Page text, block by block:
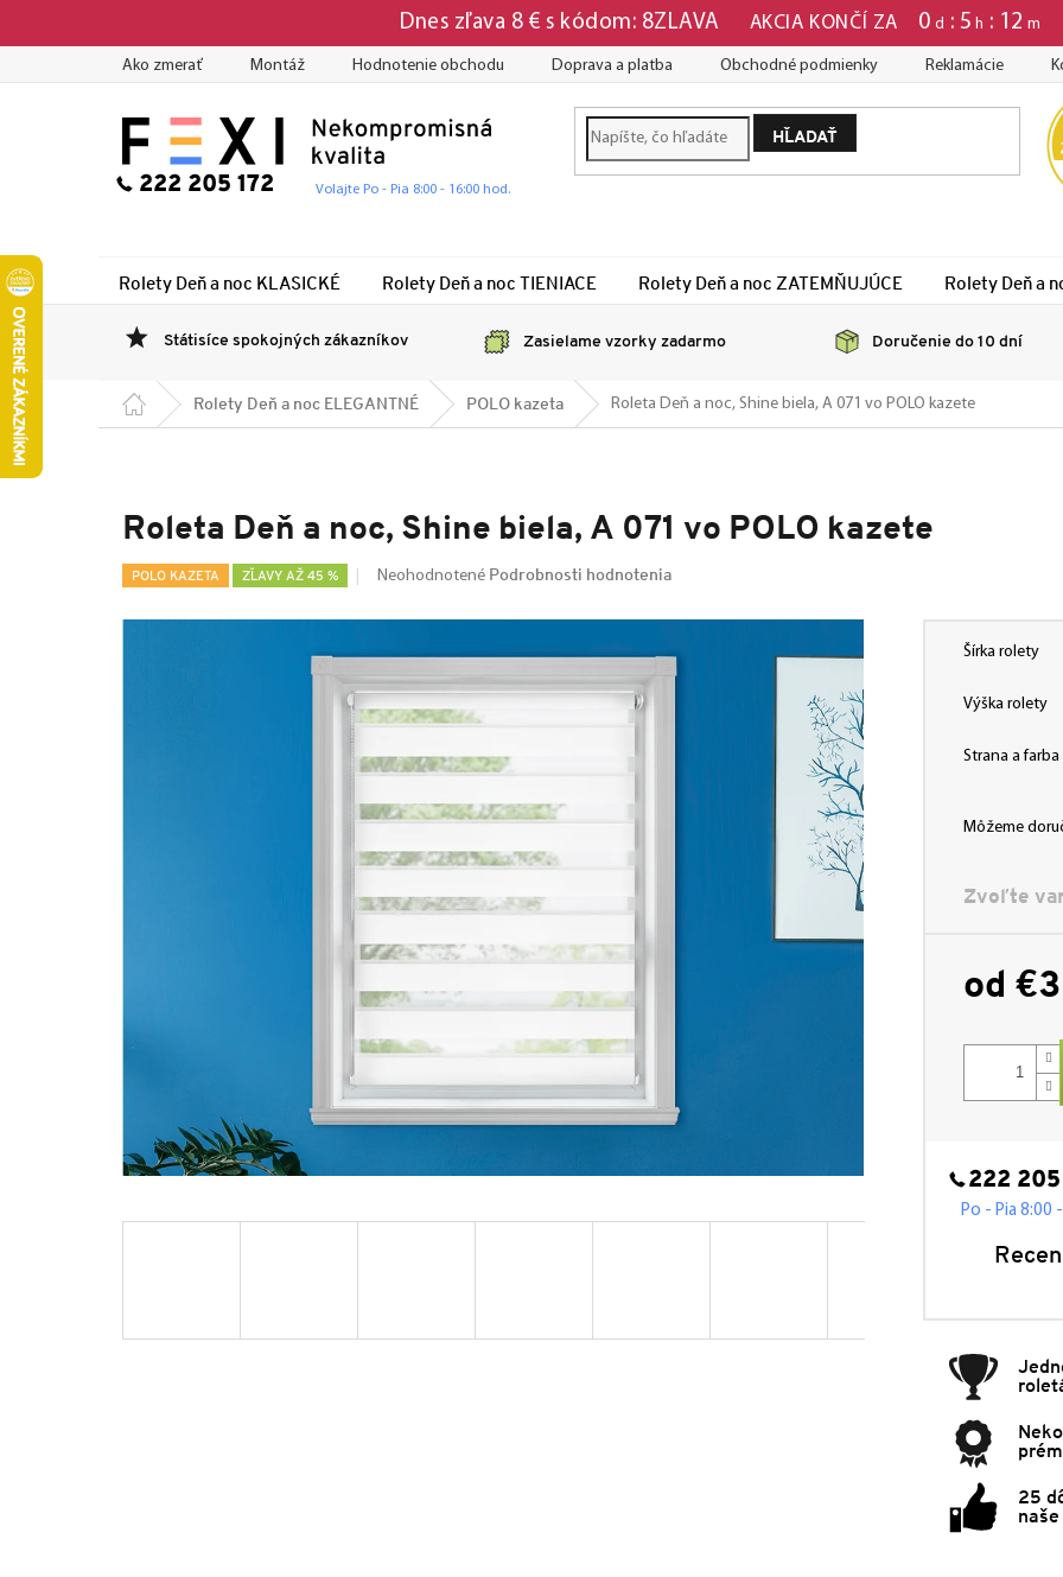
Dnes zľava 8 € s kódom: 8ZLAVA AKCIA KONČÍ ZA 0 d 5 h 12 m
Ako zmerať Montáž Hodnotenie obchodu Doprava a platba Obchodné podmienky Reklamácie
222 205 172 Volajte Po - Pia 8:00 - 16:00 hod.
HĽADAŤ
Rolety Deň a noc KLASICKÉ Rolety Deň a noc TIENIACE Rolety Deň a noc ZATEMŇUJÚCE Rolety Deň a
Státisíce spokojných zákazníkov Zasielame vzorky zadarmo Doručenie do 10 dní
DomovRolety Deň a noc ELEGANTNÉ POLO kazeta Roleta Deň a noc, Shine biela, A 071 vo POLO kazete
Roleta Deň a noc, Shine biela, A 071 vo POLO kazete
POLO KAZETA ZĽAVY AŽ 45 % Neohodnotené Podrobnosti hodnotenia
od
cena:
Šírka rolety
Výška rolety
Strana a
Môžeme
Zvoľte
222 205
Po - Pia 8:00
25